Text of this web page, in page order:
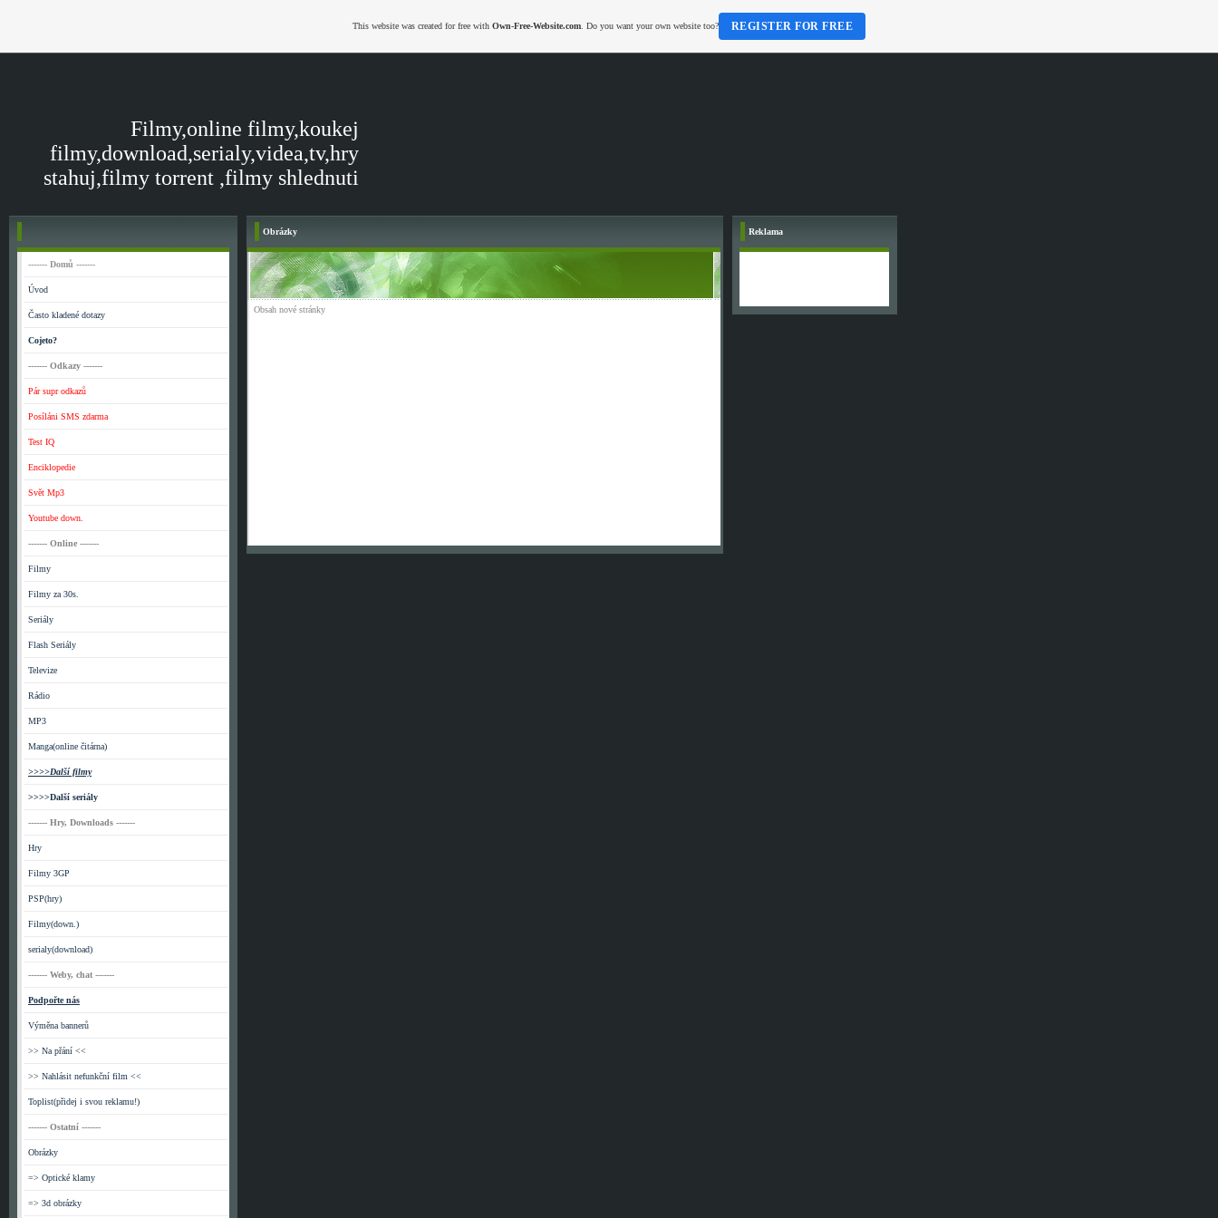
Filmy,online filmy,koukej
filmy,download,serialy,videa,tv,hry
stahuj,filmy torrent ,filmy shlednuti
------- Domů -------
Úvod
Často kladené dotazy
Cojeto?
------- Odkazy -------
Pár supr odkazů
Posíláni SMS zdarma
Test IQ
Enciklopedie
Svět Mp3
Youtube down.
------- Online -------
Filmy
Filmy za 30s.
Seriály
Flash Seriály
Televize
Rádio
MP3
Manga(online čitárna)
>>>>Další filmy
>>>>Další seriály
------- Hry, Downloads -------
Hry
Filmy 3GP
PSP(hry)
Filmy(down.)
serialy(download)
------- Weby, chat -------
Podpořte nás
Výměna bannerů
>> Na přání <<
>> Nahlásit nefunkční film <<
Toplist(přidej i svou reklamu!)
------- Ostatní -------
Obrázky
=> Optické klamy
=> 3d obrázky
Obrázky
Obsah nové stránky
Reklama
This website was created for free with Own-Free-Website.com. Do you want your own website too? REGISTER FOR FREE